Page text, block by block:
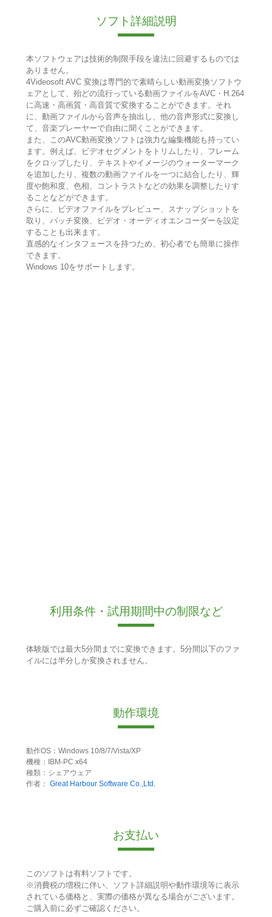
ソフト詳細説明
本ソフトウェアは技術的制限手段を違法に回避するものでは
ありません。
4Videosoft AVC 変換は専門的で素晴らしい動画変換ソフトウ
ェアとして、殆どの流行っている動画ファイルをAVC・H.264
に高速・高画質・高音質で変換することができます。それ
に、動画ファイルから音声を抽出し、他の音声形式に変換し
て、音楽プレーヤーで自由に聞くことができます。
また、このAVC動画変換ソフトは強力な編集機能も持ってい
ます。例えば、ビデオセグメントをトリムしたり、フレーム
をクロップしたり、テキストやイメージのウォーターマーク
を追加したり、複数の動画ファイルを一つに結合したり、輝
度や飽和度、色相、コントラストなどの効果を調整したりす
ることなどができます。
さらに、ビデオファイルをプレビュー、スナップショットを
取り、バッチ変換、ビデオ・オーディオエンコーダーを設定
することも出来ます。
直感的なインタフェースを持つため、初心者でも簡単に操作
できます。
Windows 10をサポートします。
利用条件・試用期間中の制限など
体験版では最大5分間までに変換できます。5分間以下のファ
イルには半分しか変換されません。
動作環境
動作OS：Windows 10/8/7/Vista/XP
機種：IBM-PC x64
種類：シェアウェア
作者： Great Harbour Software Co.,Ltd.
お支払い
このソフトは有料ソフトです。
※消費税の増税に伴い、ソフト詳細説明や動作環境等に表示
されている価格と、実際の価格が異なる場合がございます。
ご購入前に必ずご確認ください。